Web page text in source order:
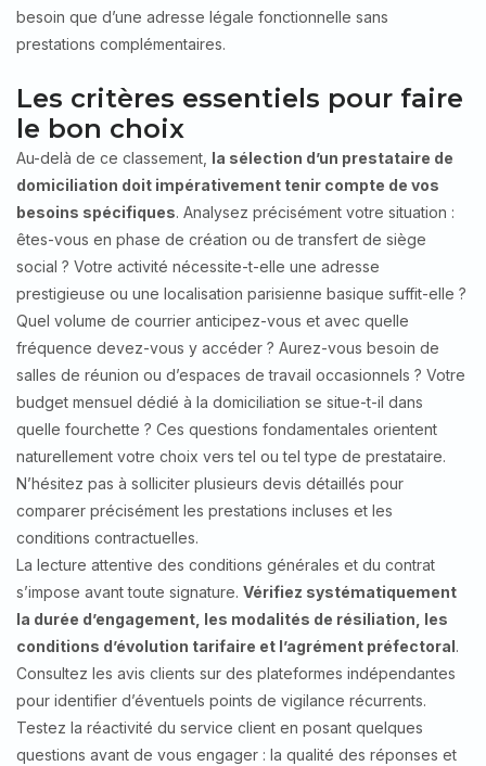
besoin que d’une adresse légale fonctionnelle sans
prestations complémentaires.
Les critères essentiels pour faire
le bon choix
Au-delà de ce classement, la sélection d’un prestataire de
domiciliation doit impérativement tenir compte de vos
besoins spécifiques. Analysez précisément votre situation :
êtes-vous en phase de création ou de transfert de siège
social ? Votre activité nécessite-t-elle une adresse
prestigieuse ou une localisation parisienne basique suffit-elle ?
Quel volume de courrier anticipez-vous et avec quelle
fréquence devez-vous y accéder ? Aurez-vous besoin de
salles de réunion ou d’espaces de travail occasionnels ? Votre
budget mensuel dédié à la domiciliation se situe-t-il dans
quelle fourchette ? Ces questions fondamentales orientent
naturellement votre choix vers tel ou tel type de prestataire.
N’hésitez pas à solliciter plusieurs devis détaillés pour
comparer précisément les prestations incluses et les
conditions contractuelles.
La lecture attentive des conditions générales et du contrat
s’impose avant toute signature. Vérifiez systématiquement
la durée d’engagement, les modalités de résiliation, les
conditions d’évolution tarifaire et l’agrément préfectoral.
Consultez les avis clients sur des plateformes indépendantes
pour identifier d’éventuels points de vigilance récurrents.
Testez la réactivité du service client en posant quelques
questions avant de vous engager : la qualité des réponses et